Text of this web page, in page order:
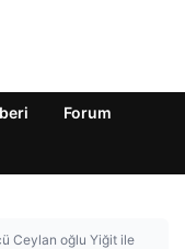
Forum
Ceylan oğlu Yiğit ile